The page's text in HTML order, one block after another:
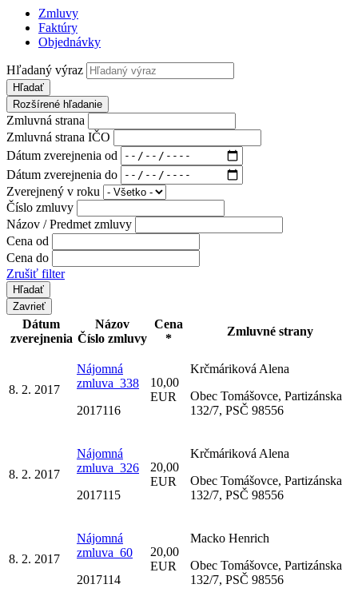
Zmluvy
Faktúry
Objednávky
Hľadaný výraz
Hľadať
Rozšírené hľadanie
Zmluvná strana
Zmluvná strana IČO
Dátum zverejnenia od
Dátum zverejnenia do
Zverejnený v roku
Číslo zmluvy
Názov / Predmet zmluvy
Cena od
Cena do
Zrušiť filter
Zavrieť
Dátum
zverejnenia
Názov
Číslo zmluvy
Cena
*
Zmluvné strany
8. 2. 2017
Nájomná
zmluva_338
2017116
10,00
EUR
Krčmáriková Alena
Obec Tomášovce, Partizánska
132/7, PSČ 98556
8. 2. 2017
Nájomná
zmluva_326
2017115
20,00
EUR
Krčmáriková Alena
Obec Tomášovce, Partizánska
132/7, PSČ 98556
8. 2. 2017
Nájomná
zmluva_60
2017114
20,00
EUR
Macko Henrich
Obec Tomášovce, Partizánska
132/7, PSČ 98556